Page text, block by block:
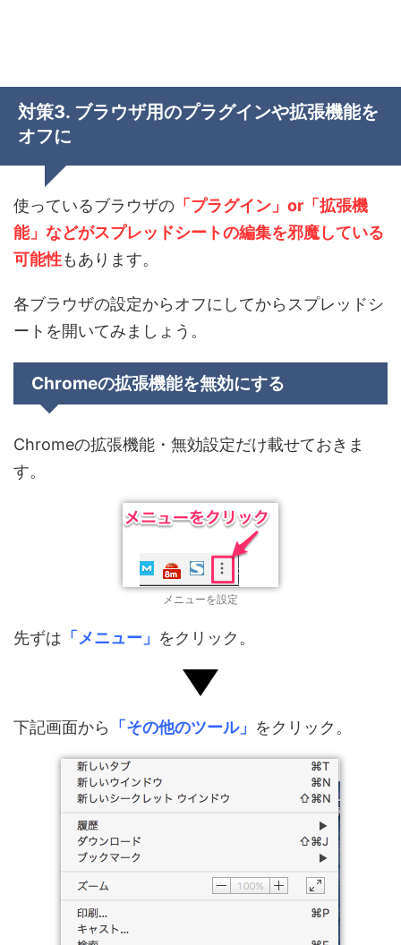
対策3. ブラウザ用のプラグインや拡張機能を
オフに
使っているブラウザの 「プラグイン」or「拡張機
能」などがスプレッドシートの編集を邪魔している
可能性もあります。
各ブラウザの設定からオフにしてからスプレッドシ
ートを開いてみましょう。
Chromeの拡張機能を無効にする
Chromeの拡張機能・無効設定だけ載せておきま
す。
メニューを設定
先ずは 「メニュー」 をクリック。
下記画面から 「その他のツール」 をクリック。